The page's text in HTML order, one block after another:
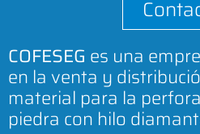
COFESEG es una
en la venta y
material para la
piedra con hilo